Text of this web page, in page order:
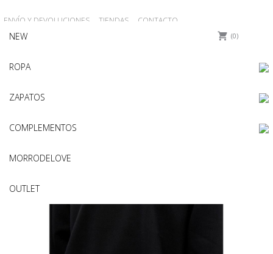
0
ENVÍO Y DEVOLUCIONES TIENDAS CONTACTO
NEW
ROPA
ZAPATOS
COMPLEMENTOS
MORRODELOVE
OUTLET